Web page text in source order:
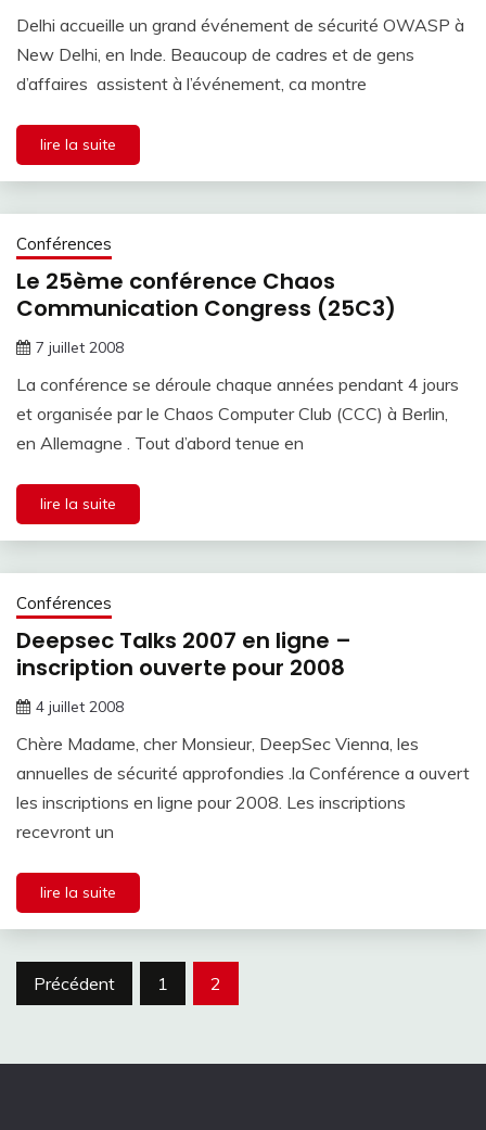
Delhi accueille un grand événement de sécurité OWASP à
New Delhi, en Inde. Beaucoup de cadres et de gens
d’affaires assistent à l’événement, ca montre
lire la suite
Conférences
Le 25ème conférence Chaos
Communication Congress (25C3)
7 juillet 2008
La conférence se déroule chaque années pendant 4 jours
et organisée par le Chaos Computer Club (CCC) à Berlin,
en Allemagne . Tout d’abord tenue en
lire la suite
Conférences
Deepsec Talks 2007 en ligne –
inscription ouverte pour 2008
4 juillet 2008
Chère Madame, cher Monsieur, DeepSec Vienna, les
annuelles de sécurité approfondies .la Conférence a ouvert
les inscriptions en ligne pour 2008. Les inscriptions
recevront un
lire la suite
Pagination
publications
Précédent 1 2